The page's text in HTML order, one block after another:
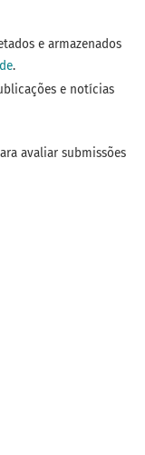
e armazenados
.
e notícias
avaliar submissões